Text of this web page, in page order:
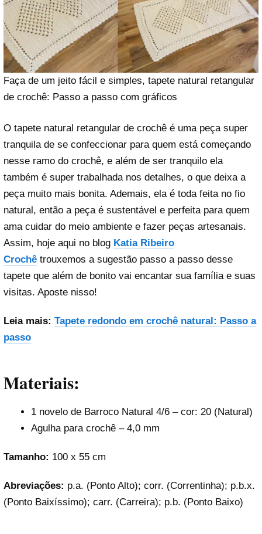
Faça de um jeito fácil e simples, tapete natural retangular
de crochê: Passo a passo com gráficos
O tapete natural retangular de crochê é uma peça super
tranquila de se confeccionar para quem está começando
nesse ramo do crochê, e além de ser tranquilo ela
também é super trabalhada nos detalhes, o que deixa a
peça muito mais bonita. Ademais, ela é toda feita no fio
natural, então a peça é sustentável e perfeita para quem
ama cuidar do meio ambiente e fazer peças artesanais.
Assim, hoje aqui no blog Katia Ribeiro
Crochê trouxemos a sugestão passo a passo desse
tapete que além de bonito vai encantar sua família e suas
visitas. Aposte nisso!
Leia mais: Tapete redondo em crochê natural: Passo a
passo
Materiais:
1 novelo de Barroco Natural 4/6 – cor: 20 (Natural)
Agulha para crochê – 4,0 mm
Tamanho: 100 x 55 cm
Abreviações: p.a. (Ponto Alto); corr. (Correntinha); p.b.x.
(Ponto Baixíssimo); carr. (Carreira); p.b. (Ponto Baixo)